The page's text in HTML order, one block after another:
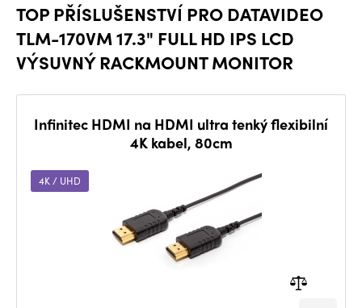
TOP PŘÍSLUŠENSTVÍ PRO DATAVIDEO
TLM-170VM 17.3" FULL HD IPS LCD
VÝSUVNÝ RACKMOUNT MONITOR
Infinitec HDMI na HDMI ultra tenký flexibilní
4K kabel, 80cm
4K / UHD